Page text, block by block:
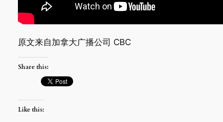
原文来自加拿大广播公司 CBC
Share this:
Like this: